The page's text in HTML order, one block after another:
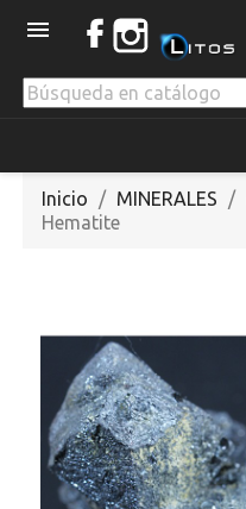

Inicio MINERALES
Hematite